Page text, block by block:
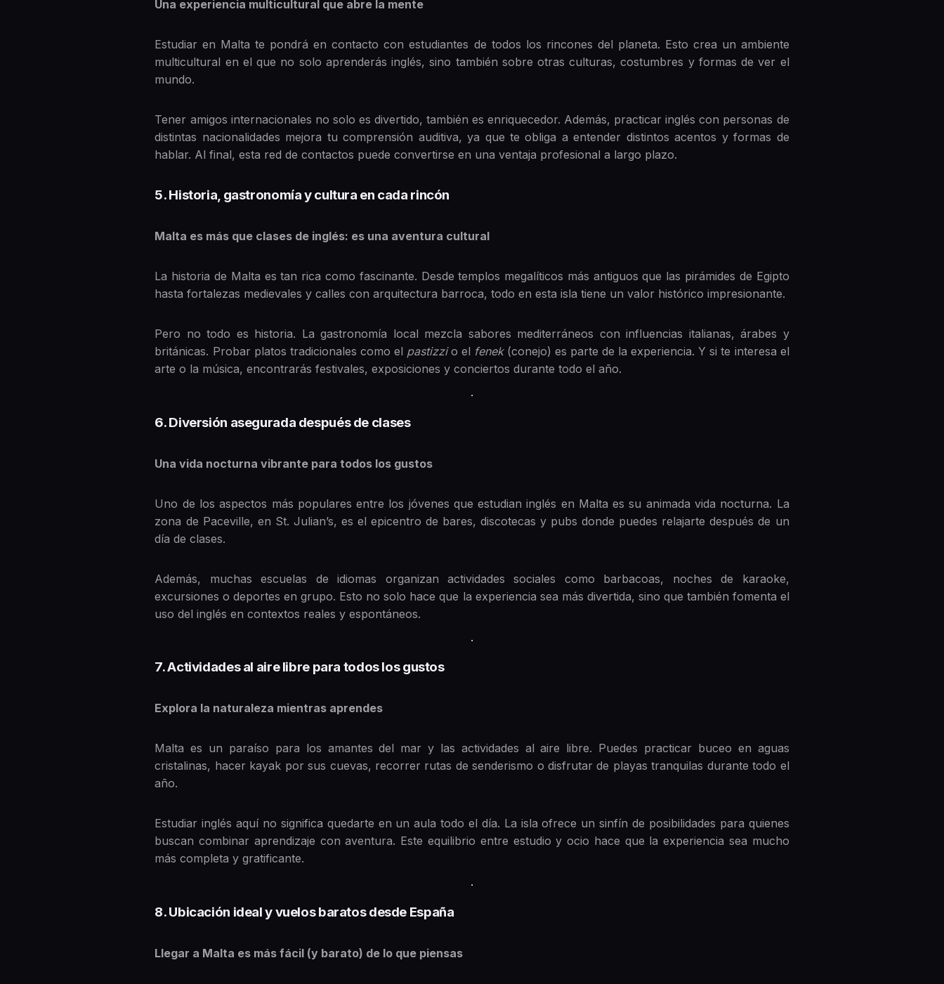
Una experiencia multicultural que abre la mente
Estudiar en Malta te pondrá en contacto con estudiantes de todos los rincones del planeta. Esto crea un ambiente
multicultural en el que no solo aprenderás inglés, sino también sobre otras culturas, costumbres y formas de ver el
mundo.
Tener amigos internacionales no solo es divertido, también es enriquecedor. Además, practicar inglés con personas de
distintas nacionalidades mejora tu comprensión auditiva, ya que te obliga a entender distintos acentos y formas de
hablar. Al final, esta red de contactos puede convertirse en una ventaja profesional a largo plazo.
5. Historia, gastronomía y cultura en cada rincón
Malta es más que clases de inglés: es una aventura cultural
La historia de Malta es tan rica como fascinante. Desde templos megalíticos más antiguos que las pirámides de Egipto
hasta fortalezas medievales y calles con arquitectura barroca, todo en esta isla tiene un valor histórico impresionante.
Pero no todo es historia. La gastronomía local mezcla sabores mediterráneos con influencias italianas, árabes y
británicas. Probar platos tradicionales como el pastizzio el fenek(conejo) es parte de la experiencia. Y si te interesa el
arte o la música, encontrarás festivales, exposiciones y conciertos durante todo el año.
6. Diversión asegurada después de clases
Una vida nocturna vibrante para todos los gustos
Uno de los aspectos más populares entre los jóvenes que estudian inglés en Malta es su animada vida nocturna. La
zona de Paceville, en St. Julian’s, es el epicentro de bares, discotecas y pubs donde puedes relajarte después de un
día de clases.
Además, muchas escuelas de idiomas organizan actividades sociales como barbacoas, noches de karaoke,
excursiones o deportes en grupo. Esto no solo hace que la experiencia sea más divertida, sino que también fomenta el
uso del inglés en contextos reales y espontáneos.
7. Actividades al aire libre para todos los gustos
Explora la naturaleza mientras aprendes
Malta es un paraíso para los amantes del mar y las actividades al aire libre. Puedes practicar buceo en aguas
cristalinas, hacer kayak por sus cuevas, recorrer rutas de senderismo o disfrutar de playas tranquilas durante todo el
año.
Estudiar inglés aquí no significa quedarte en un aula todo el día. La isla ofrece un sinfín de posibilidades para quienes
buscan combinar aprendizaje con aventura. Este equilibrio entre estudio y ocio hace que la experiencia sea mucho
más completa y gratificante.
8. Ubicación ideal y vuelos baratos desde España
Llegar a Malta es más fácil (y barato) de lo que piensas